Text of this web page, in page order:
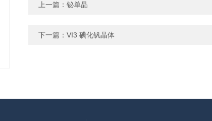
上一篇： 铋单晶
下一篇： VI3 碘化钒晶体